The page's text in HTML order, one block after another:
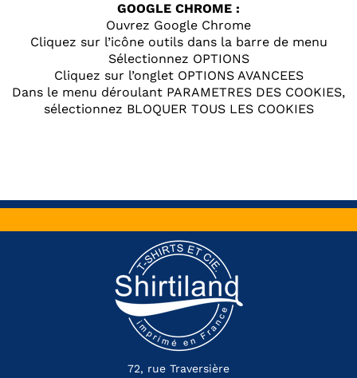
GOOGLE CHROME :
Ouvrez Google Chrome
Cliquez sur l’icône outils dans la barre de menu
Sélectionnez OPTIONS
Cliquez sur l’onglet OPTIONS AVANCEES
Dans le menu déroulant PARAMETRES DES COOKIES,
sélectionnez BLOQUER TOUS LES COOKIES
72, rue Traversière